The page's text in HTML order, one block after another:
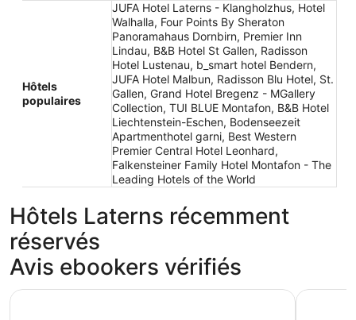
Hôtels
populaires
JUFA Hotel Laterns - Klangholzhus, Hotel
Walhalla, Four Points By Sheraton
Panoramahaus Dornbirn, Premier Inn
Lindau, B&B Hotel St Gallen, Radisson
Hotel Lustenau, b_smart hotel Bendern,
JUFA Hotel Malbun, Radisson Blu Hotel, St.
Gallen, Grand Hotel Bregenz - MGallery
Collection, TUI BLUE Montafon, B&B Hotel
Liechtenstein-Eschen, Bodenseezeit
Apartmenthotel garni, Best Western
Premier Central Hotel Leonhard,
Falkensteiner Family Hotel Montafon - The
Leading Hotels of the World
Hôtels Laterns récemment
réservés
Avis ebookers vérifiés
Hotel Walhalla Premier